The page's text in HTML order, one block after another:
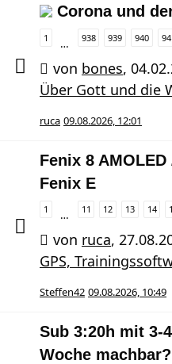
Corona und
1 … 938 939 940
von bones,
Über Gott und die
ruca 09.08.2026, 12:01
Fenix 8
Fenix E
1 … 11 12 13 14
von ruca,
GPS,
Steffen42 09.08.2026, 10:49
Sub 3:20h mit 3-
Woche machbar?